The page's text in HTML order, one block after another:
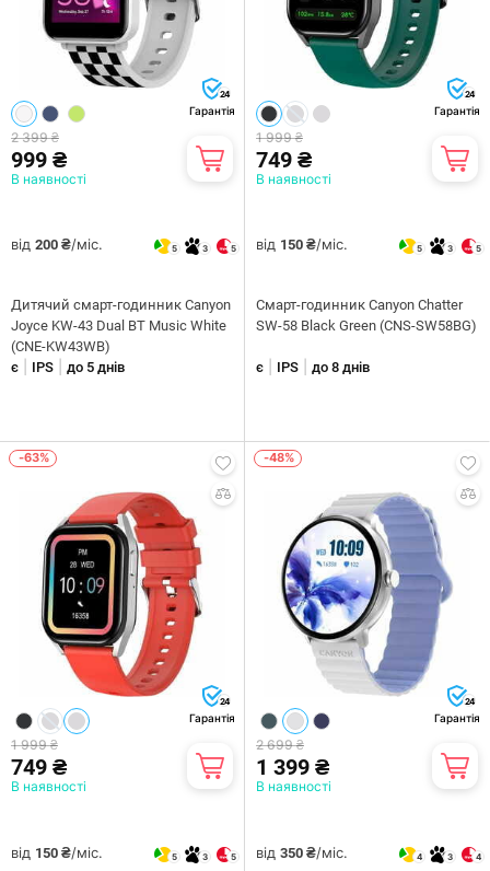
24
Гарантія
2 399 ₴
999 ₴
В наявності
від 200 ₴/міс. 5 3 5
Дитячий смарт-годинник Canyon
Joyce KW-43 Dual BT Music White
(CNE-KW43WB)
є
IPS до 5 днів
24
Гарантія
1 999 ₴
749 ₴
В наявності
від 150 ₴/міс. 5 3 5
Смарт-годинник Canyon Chatter
SW-58 Black Green (CNS-SW58BG)
є IPS до 8 днів
-63%
24
Гарантія
1 999 ₴
749 ₴
В наявності
від 150 ₴/міс. 5 3 5
-48%
24
Гарантія
2 699 ₴
1 399 ₴
В наявності
від 350 ₴/міс. 4 3 4